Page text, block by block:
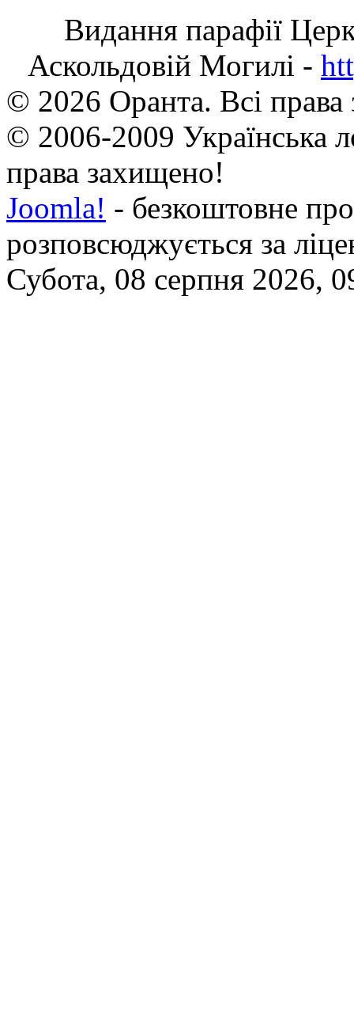
Видання парафії
Аскольдовій Могилі -
© 2026 Оранта. Всі
© 2006-2009 Українська
права захищено!
Joomla! - безкоштовне
розповсюджується за
Субота, 08 серпня 2026,